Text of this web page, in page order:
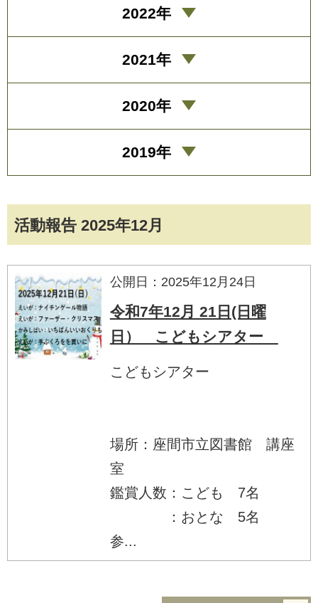
活動報告 2025年12月
公開日：2025年12月24日
令和7年12月 21日(日曜
日） こどもシアター
こどもシアター
場所：座間市立図書館 講座
室
鑑賞人数：こども 7名
：おとな 5名
参...
2022年
2021年
2020年
2019年